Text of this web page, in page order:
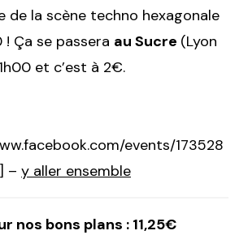
de la scène techno hexagonale
Ça se passera au Sucre (Lyon
et c’est à 2€.
events/173528
– y aller ensemble
nos bons plans : 11,25€